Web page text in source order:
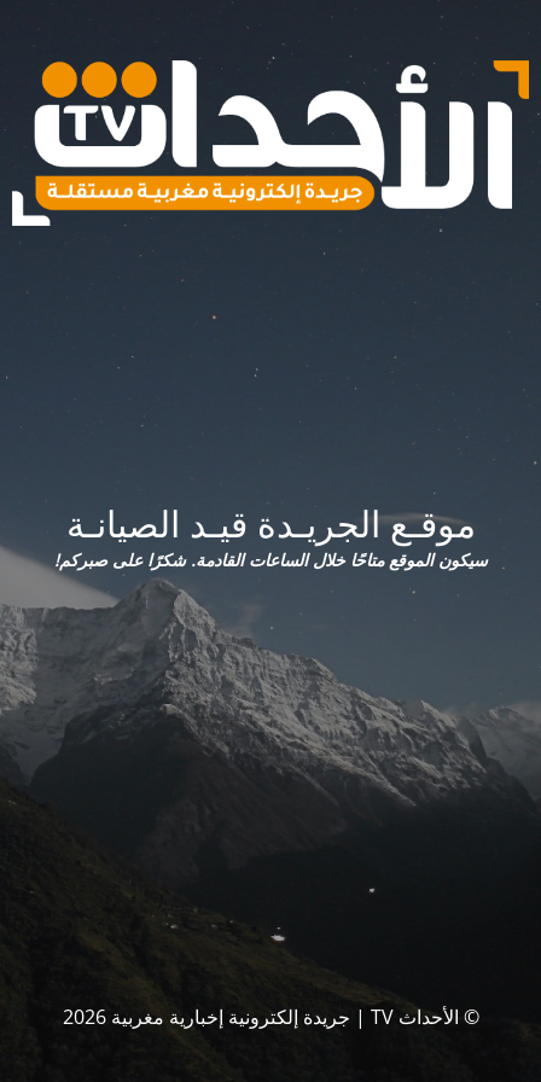
موقـع الجريـدة قيـد الصيانـة
سيكون الموقع متاحًا خلال الساعات القادمة. شكرًا على صبركم!
© الأحداث TV | جريدة إلكترونية إخبارية مغربية 2026